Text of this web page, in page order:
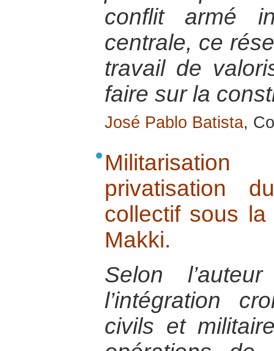
conflit armé
centrale, ce
travail de
faire sur la
José Pablo Batista,
Militarisation
privatisation
collectif sous
Makki.
Selon
l’intégration
civils et